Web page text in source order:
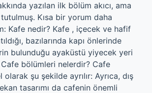
yazılan ilk bölüm akıcı, ama
Kısa bir yorum daha
Kafe nedir? Kafe , içecek ve hafif
bazılarında kapı önlerinde
bulunduğu ayaküstü yiyecek yeri
Cafe bölümleri nelerdir? Cafe
şu şekilde ayrılır: Ayrıca, dış
tasarımı da cafenin önemli